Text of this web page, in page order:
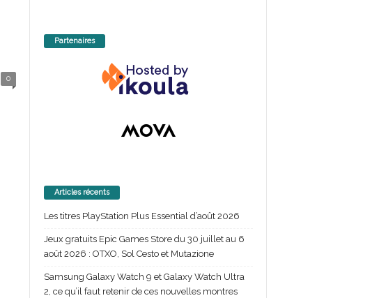
0
Partenaires
Articles récents
Les titres PlayStation Plus Essential d’août 2026
Jeux gratuits Epic Games Store du 30 juillet au 6
août 2026 : OTXO, Sol Cesto et Mutazione
Samsung Galaxy Watch 9 et Galaxy Watch Ultra
2, ce qu’il faut retenir de ces nouvelles montres